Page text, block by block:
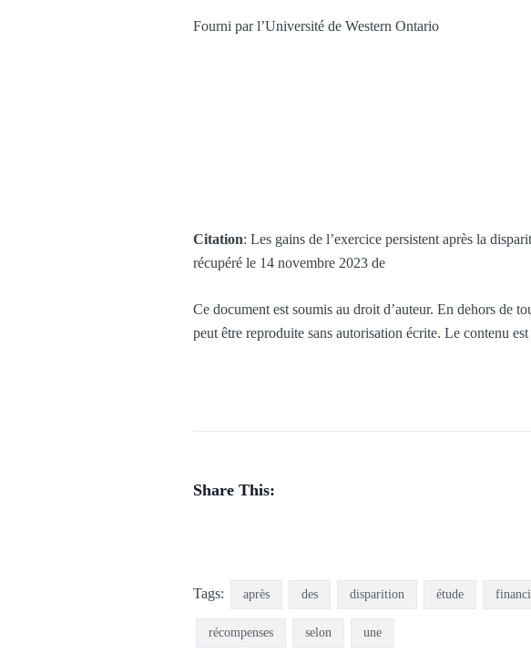
Fourni par l’Université de Western Ontario
Citation: Les gains de l’exercice persistent après la
récupéré le 14 novembre 2023 de
Ce document est soumis au droit d’auteur. En dehors de
peut être reproduite sans autorisation écrite. Le contenu
Share This:
Tags: après des disparition étude
récompenses selon une